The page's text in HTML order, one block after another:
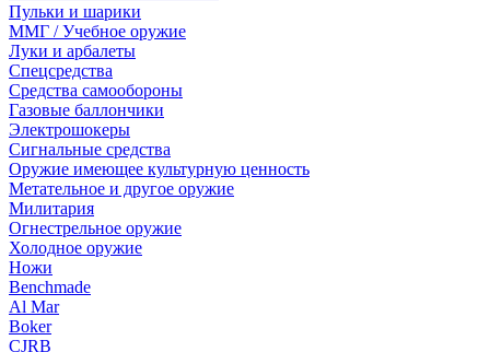
Пульки и шарики
ММГ / Учебное оружие
Луки и арбалеты
Спецсредства
Средства самообороны
Газовые баллончики
Электрошокеры
Сигнальные средства
Оружие имеющее культурную ценность
Метательное и другое оружие
Милитария
Огнестрельное оружие
Холодное оружие
Ножи
Benchmade
Al Mar
Boker
CJRB